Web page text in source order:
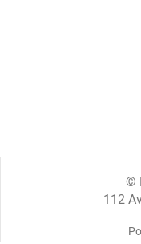
©
112